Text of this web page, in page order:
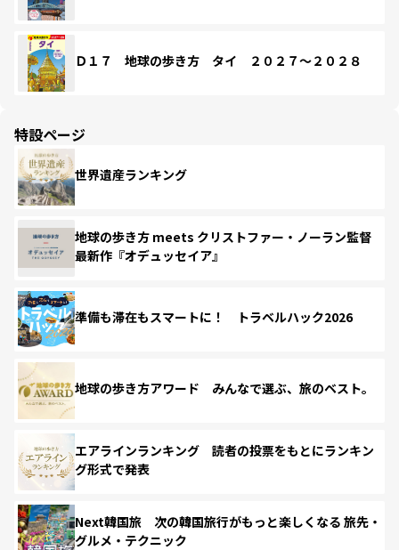
Ｄ１７ 地球の歩き方 タイ ２０２７～２０２８
特設ページ
世界遺産ランキング
地球の歩き方 meets クリストファー・ノーラン監督
最新作『オデュッセイア』
準備も滞在もスマートに！ トラベルハック2026
地球の歩き方アワード みんなで選ぶ、旅のベスト。
エアラインランキング 読者の投票をもとにランキン
グ形式で発表
Next韓国旅 次の韓国旅行がもっと楽しくなる 旅先・
グルメ・テクニック